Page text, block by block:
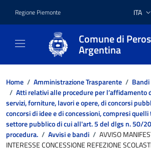
Regione Piemonte ITA
Comune di
Argentina
Home / Amministrazione Trasparente /
/ Atti relativi alle procedure per l’affidamento
servizi, forniture, lavori e opere, di concorsi
concorsi di idee e di concessioni, compresi
settore pubblico di cui all'art. 5 del dlgs n. 50/
procedura. / Avvisi e bandi / AVVISO
INTERESSE CONCESSIONE REFEZIONE